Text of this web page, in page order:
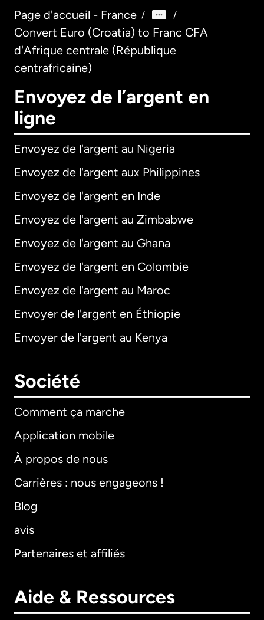
Page d'accueil - France / /
Convert Euro (Croatia) to Franc CFA
d'Afrique centrale (République
centrafricaine)
Envoyez de l’argent en
ligne
Envoyez de l'argent au Nigeria
Envoyez de l'argent aux Philippines
Envoyez de l'argent en Inde
Envoyez de l'argent au Zimbabwe
Envoyez de l'argent au Ghana
Envoyez de l'argent en Colombie
Envoyez de l'argent au Maroc
Envoyer de l'argent en Éthiopie
Envoyer de l'argent au Kenya
Société
Comment ça marche
Application mobile
À propos de nous
Carrières : nous engageons !
Blog
avis
Partenaires et affiliés
Aide & Ressources